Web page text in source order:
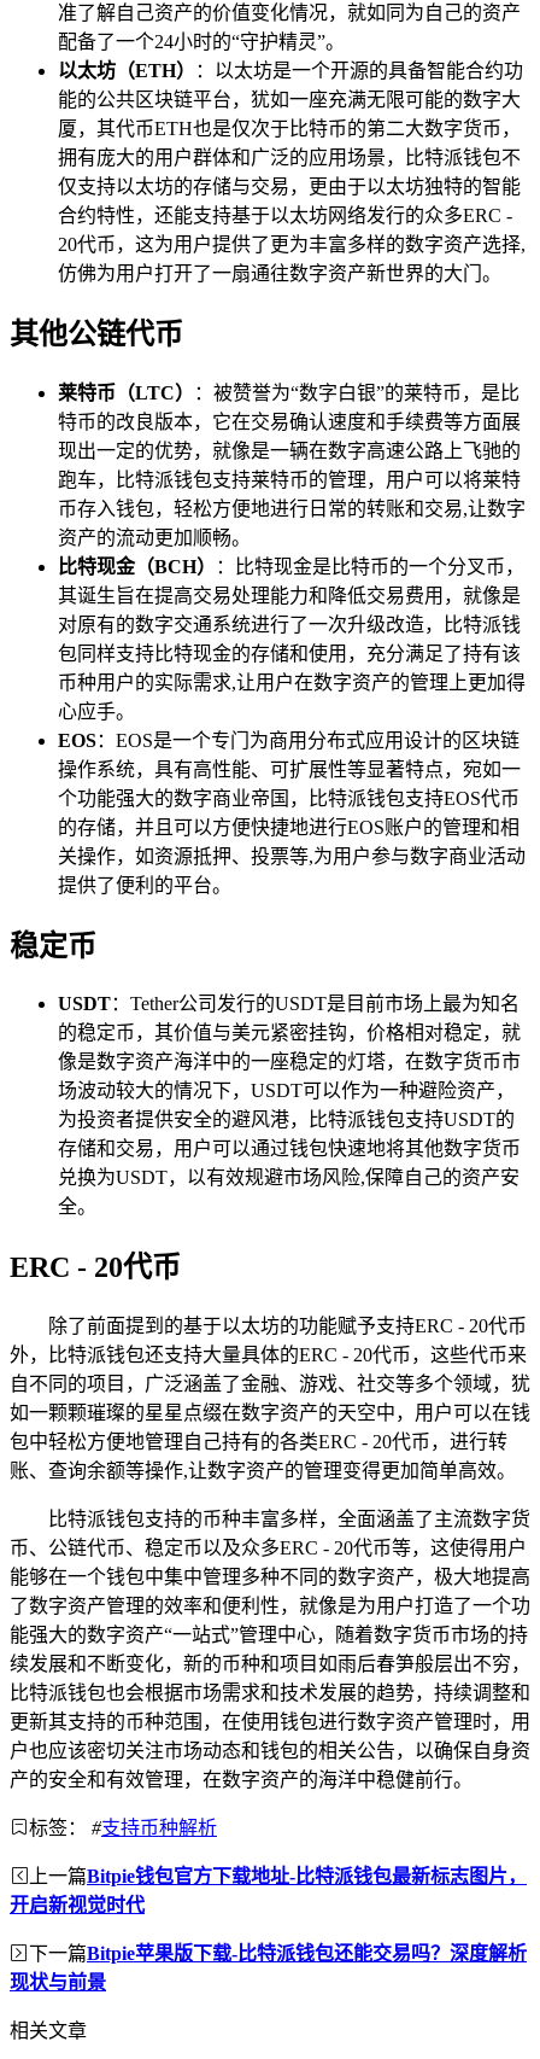
准了解自己资产的价值变化情况，就如同为自己的资产
配备了一个24小时的“守护精灵”。
以太坊（ETH）
：以太坊是一个开源的具备智能合约功
能的公共区块链平台，犹如一座充满无限可能的数字大
厦，其代币ETH也是仅次于比特币的第二大数字货币，
拥有庞大的用户群体和广泛的应用场景，比特派钱包不
仅支持以太坊的存储与交易，更由于以太坊独特的智能
合约特性，还能支持基于以太坊网络发行的众多ERC -
20代币，这为用户提供了更为丰富多样的数字资产选择,
仿佛为用户打开了一扇通往数字资产新世界的大门。
其他公链代币
莱特币（LTC）
：被赞誉为“数字白银”的莱特币，是比
特币的改良版本，它在交易确认速度和手续费等方面展
现出一定的优势，就像是一辆在数字高速公路上飞驰的
跑车，比特派钱包支持莱特币的管理，用户可以将莱特
币存入钱包，轻松方便地进行日常的转账和交易,让数字
资产的流动更加顺畅。
比特现金（BCH）
：比特现金是比特币的一个分叉币，
其诞生旨在提高交易处理能力和降低交易费用，就像是
对原有的数字交通系统进行了一次升级改造，比特派钱
包同样支持比特现金的存储和使用，充分满足了持有该
币种用户的实际需求,让用户在数字资产的管理上更加得
心应手。
EOS：EOS是一个专门为商用分布式应用设计的区块链
操作系统，具有高性能、可扩展性等显著特点，宛如一
个功能强大的数字商业帝国，比特派钱包支持EOS代币
的存储，并且可以方便快捷地进行EOS账户的管理和相
关操作，如资源抵押、投票等,为用户参与数字商业活动
提供了便利的平台。
稳定币
USDT：Tether公司发行的USDT是目前市场上最为知名
的稳定币，其价值与美元紧密挂钩，价格相对稳定，就
像是数字资产海洋中的一座稳定的灯塔，在数字货币市
场波动较大的情况下，USDT可以作为一种避险资产，
为投资者提供安全的避风港，比特派钱包支持USDT的
存储和交易，用户可以通过钱包快速地将其他数字货币
兑换为USDT，以有效规避市场风险,保障自己的资产安
全。
ERC - 20代币
除了前面提到的基于以太坊的功能赋予支持ERC - 20代币
外，比特派钱包还支持大量具体的ERC - 20代币，这些代币来
自不同的项目，广泛涵盖了金融、游戏、社交等多个领域，犹
如一颗颗璀璨的星星点缀在数字资产的天空中，用户可以在钱
包中轻松方便地管理自己持有的各类ERC - 20代币，进行转
账、查询余额等操作,让数字资产的管理变得更加简单高效。
比特派钱包支持的币种丰富多样，全面涵盖了主流数字货
币、公链代币、稳定币以及众多ERC - 20代币等，这使得用户
能够在一个钱包中集中管理多种不同的数字资产，极大地提高
了数字资产管理的效率和便利性，就像是为用户打造了一个功
能强大的数字资产“一站式”管理中心，随着数字货币市场的持
续发展和不断变化，新的币种和项目如雨后春笋般层出不穷，
比特派钱包也会根据市场需求和技术发展的趋势，持续调整和
更新其支持的币种范围，在使用钱包进行数字资产管理时，用
户也应该密切关注市场动态和钱包的相关公告，以确保自身资
产的安全和有效管理，在数字资产的海洋中稳健前行。
标签： #支持币种解析
上一篇Bitpie钱包官方下载地址-比特派钱包最新标志图片，
开启新视觉时代
下一篇Bitpie苹果版下载-比特派钱包还能交易吗？深度解析
现状与前景
相关文章